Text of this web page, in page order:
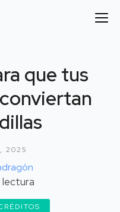
que tus
2025